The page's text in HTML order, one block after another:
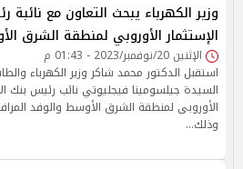
وزير الكهرباء يبحث التعاون مع نائبة
الإستثمار الأوروبي لمنطقة الشرق
الإثنين 20/نوفمبر/2023 - 01:43 م
استقبل الدكتور محمد شاكر وزير الكهرباء
السيدة جيلسومينا فيجليوتي نائب رئيس بنك
الأوروبى لمنطقة الشرق الأوسط والوفد
وذلك…